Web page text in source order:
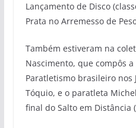
Lançamento de Disco
Prata no Arremesso de
Também estiveram na
Nascimento, que compôs
Paratletismo brasileiro nos
Tóquio, e o paratleta
final do Salto em Distância